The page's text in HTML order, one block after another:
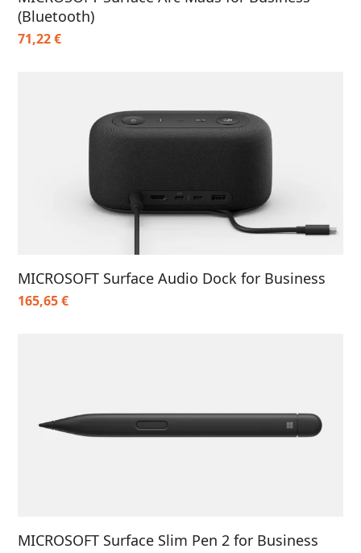
(Bluetooth)
71,22€
MICROSOFT Surface Audio Dock for Business
165,65€
MICROSOFT Surface Slim Pen 2 for Business